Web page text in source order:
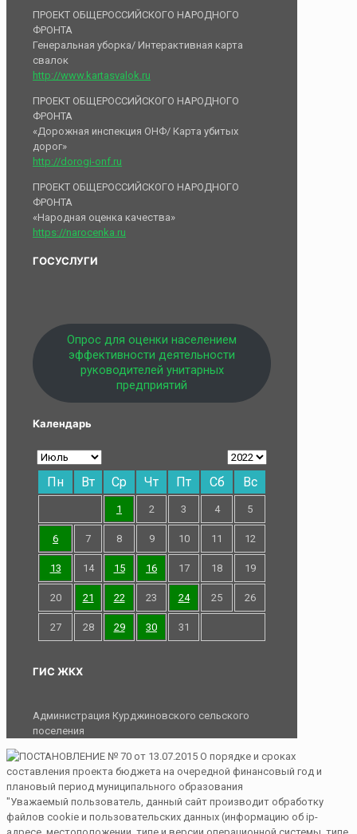
ПРОЕКТ ОБЩЕРОССИЙСКОГО НАРОДНОГО
ФРОНТА
Генеральная уборка/ Интерактивная карта
свалок
http://www.kartasvalok.ru
ПРОЕКТ ОБЩЕРОССИЙСКОГО НАРОДНОГО
ФРОНТА
«Дорожная инспекция ОНФ/ Карта убитых
дорог»
http://dorogi-onf.ru
ПРОЕКТ ОБЩЕРОССИЙСКОГО НАРОДНОГО
ФРОНТА
«Народная оценка качества»
https://narocenka.ru
ГОСУСЛУГИ
Опрос для оценки населением
эффективности деятельности
руководителей унитарных
предприятий
Календарь
Пн Вт Ср Чт Пт Сб Вс
1 2 3 4 5
6 7 8 9 10 11 12
13 14 15 16 17 18 19
20 21 22 23 24 25 26
27 28 29 30 31
ГИС ЖКХ
Администрация Курджиновского сельского
поселения
"Уважаемый пользователь, данный сайт производит обработку
файлов cookie и пользовательских данных (информацию об ip-